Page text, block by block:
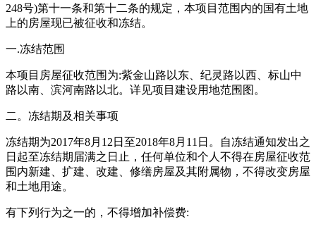
248号)第十一条和第十二条的规定，本项目范围内的国有土地
上的房屋现已被征收和冻结。
一.冻结范围
本项目房屋征收范围为:紫金山路以东、纪灵路以西、标山中
路以南、滨河南路以北。详见项目建设用地范围图。
二。冻结期及相关事项
冻结期为2017年8月12日至2018年8月11日。自冻结通知发出之
日起至冻结期届满之日止，任何单位和个人不得在房屋征收范
围内新建、扩建、改建、修缮房屋及其附属物，不得改变房屋
和土地用途。
有下列行为之一的，不得增加补偿费: